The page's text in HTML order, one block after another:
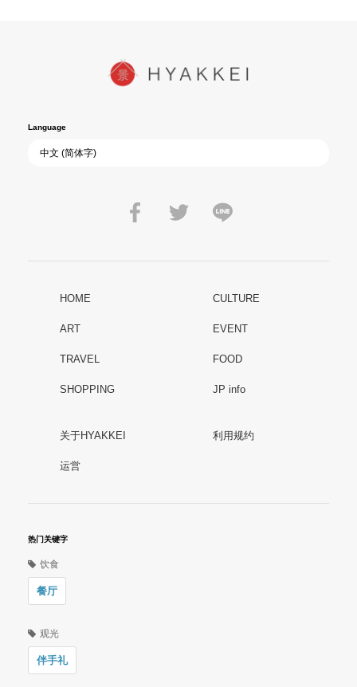
Language
HOME CULTURE
ART EVENT
TRAVEL FOOD
SHOPPING JP info
关于HYAKKEI 利用规约
运営
热门关键字
饮食
餐厅
观光
伴手礼